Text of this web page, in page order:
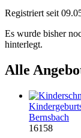
Registriert seit
Es wurde bisher
hinterlegt.
Alle
Bernsbach
16158